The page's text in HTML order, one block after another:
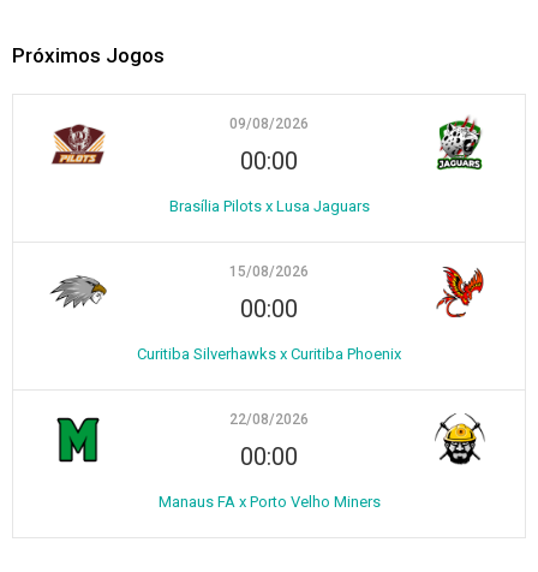
Próximos Jogos
09/08/2026
00:00
Brasília Pilots x Lusa Jaguars
15/08/2026
00:00
Curitiba Silverhawks x Curitiba Phoenix
22/08/2026
00:00
Manaus FA x Porto Velho Miners